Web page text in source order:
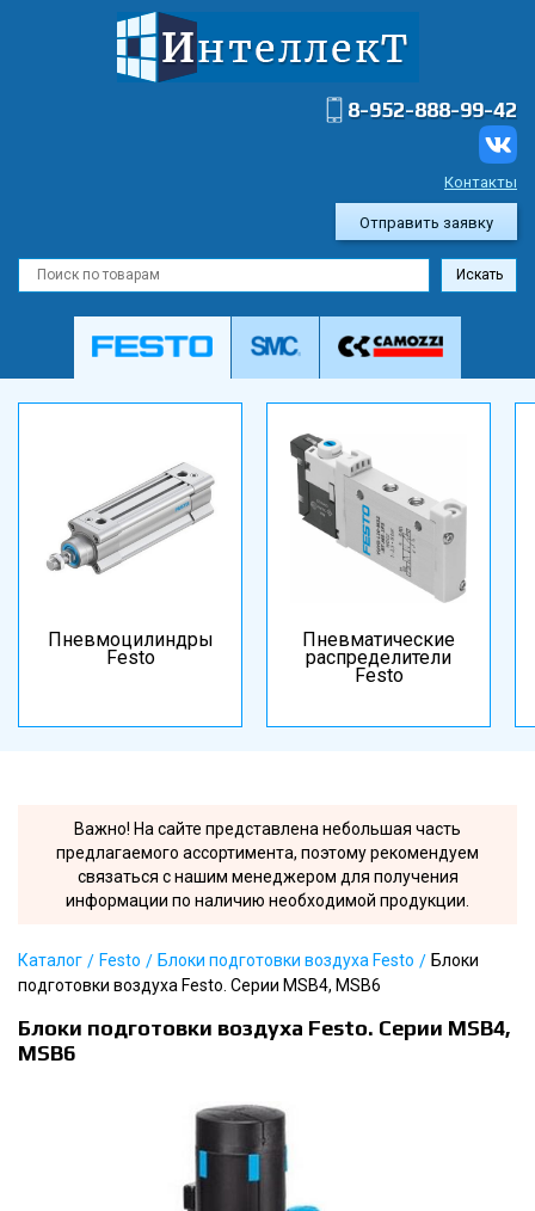
Искать
8-952-888-99-42
Контакты
Отправить заявку
Пневмоцилиндры
Festo
Пневматические
распределители
Festo
Важно! На сайте представлена небольшая часть
предлагаемого ассортимента, поэтому рекомендуем
связаться с нашим менеджером для получения
информации по наличию необходимой продукции.
Каталог Festo Блоки подготовки воздуха Festo
Блоки
подготовки воздуха Festo. Серии MSB4, MSB6
Блоки подготовки воздуха Festo. Серии MSB4,
MSB6